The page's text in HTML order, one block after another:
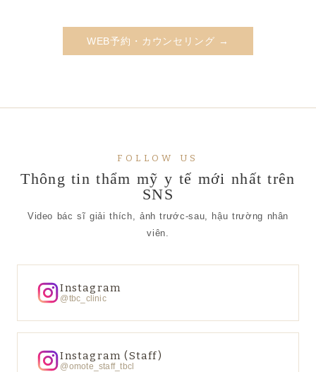
WEB予約・カウンセリング →
FOLLOW US
Thông tin thẩm mỹ y tế mới nhất trên
SNS
Video bác sĩ giải thích, ảnh trước-sau, hậu trường nhân
viên.
Instagram
@tbc_clinic
Instagram (Staff)
@omote_staff_tbcl